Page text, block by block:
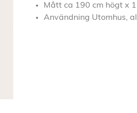
Mått ca 190 cm högt x
Användning Utomhus,